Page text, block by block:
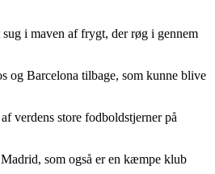
i maven af frygt, der røg i gennem
og Barcelona tilbage, som kunne blive
verdens store fodboldstjerner på
som også er en kæmpe klub